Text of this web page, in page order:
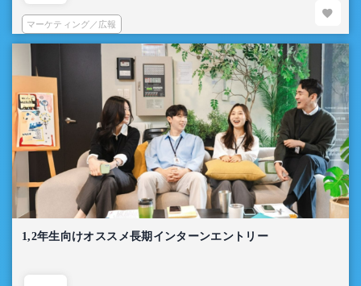
マーケティング／広報
1,2年生向けオススメ長期インターンエントリー